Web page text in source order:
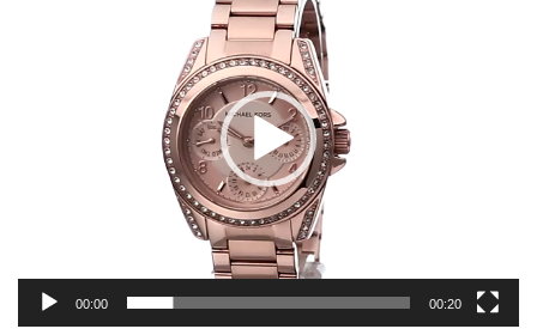
00:00 00:20